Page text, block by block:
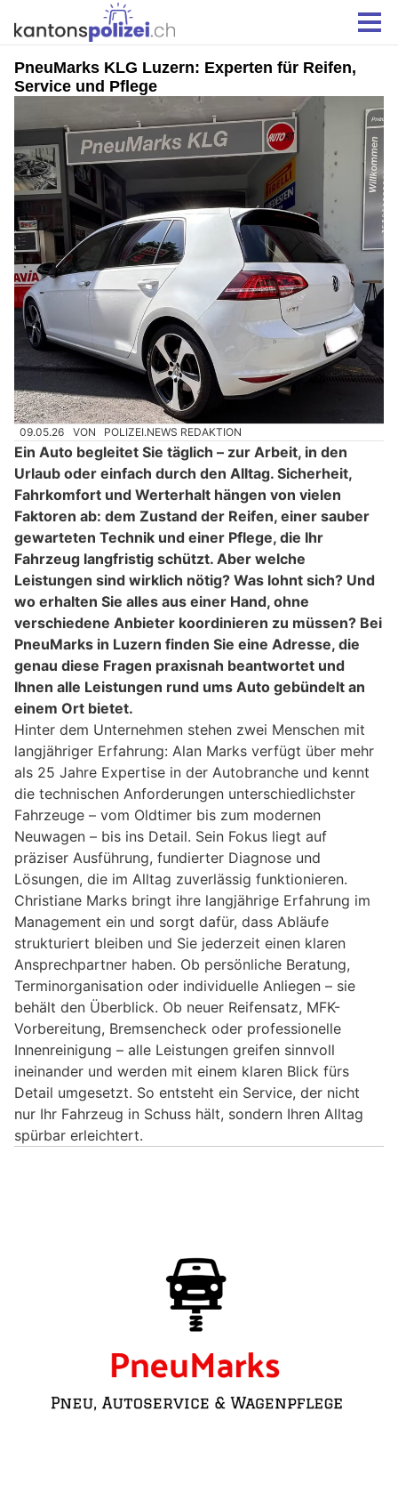
PneuMarks KLG Luzern: Experten für Reifen,
Service und Pflege
09.05.26 VON POLIZEI.NEWS REDAKTION
Ein Auto begleitet Sie täglich – zur Arbeit, in den
Urlaub oder einfach durch den Alltag. Sicherheit,
Fahrkomfort und Werterhalt hängen von vielen
Faktoren ab: dem Zustand der Reifen, einer sauber
gewarteten Technik und einer Pflege, die Ihr
Fahrzeug langfristig schützt. Aber welche
Leistungen sind wirklich nötig? Was lohnt sich? Und
wo erhalten Sie alles aus einer Hand, ohne
verschiedene Anbieter koordinieren zu müssen? Bei
PneuMarks in Luzern finden Sie eine Adresse, die
genau diese Fragen praxisnah beantwortet und
Ihnen alle Leistungen rund ums Auto gebündelt an
einem Ort bietet.
Hinter dem Unternehmen stehen zwei Menschen mit
langjähriger Erfahrung: Alan Marks verfügt über mehr
als 25 Jahre Expertise in der Autobranche und kennt
die technischen Anforderungen unterschiedlichster
Fahrzeuge – vom Oldtimer bis zum modernen
Neuwagen – bis ins Detail. Sein Fokus liegt auf
präziser Ausführung, fundierter Diagnose und
Lösungen, die im Alltag zuverlässig funktionieren.
Christiane Marks bringt ihre langjährige Erfahrung im
Management ein und sorgt dafür, dass Abläufe
strukturiert bleiben und Sie jederzeit einen klaren
Ansprechpartner haben. Ob persönliche Beratung,
Terminorganisation oder individuelle Anliegen – sie
behält den Überblick. Ob neuer Reifensatz, MFK-
Vorbereitung, Bremsencheck oder professionelle
Innenreinigung – alle Leistungen greifen sinnvoll
ineinander und werden mit einem klaren Blick fürs
Detail umgesetzt. So entsteht ein Service, der nicht
nur Ihr Fahrzeug in Schuss hält, sondern Ihren Alltag
spürbar erleichtert.